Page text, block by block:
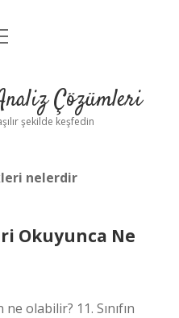
Çözümleri
şekilde keşfedin
nelerdir
Okuyunca Ne
olabilir? 11. Sınıfın